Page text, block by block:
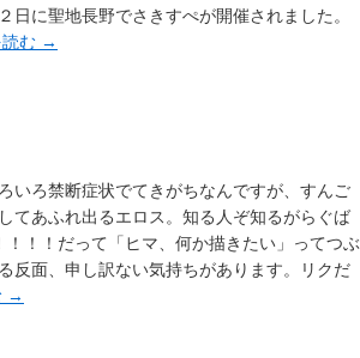
に聖地長野でさきすぺが開催されました。
む →
いろ禁断症状でてきがちなんですが、すんご
てあふれ出るエロス。知る人ぞ知るがらぐば
！！だって「ヒマ、何か描きたい」ってつぶ
反面、申し訳ない気持ちがあります。リクだ
→